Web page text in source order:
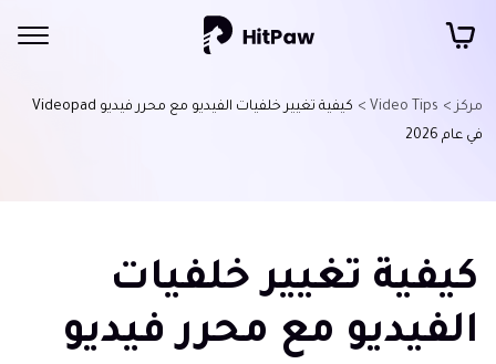
مركز > Video Tips >
كيفية تغيير خلفيات الفيديو مع محرر فيديو Videopad
في عام 2026
كيفية تغيير خلفيات
الفيديو مع محرر فيديو